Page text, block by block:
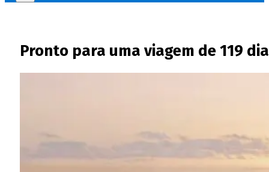
Pronto para uma viagem de 119